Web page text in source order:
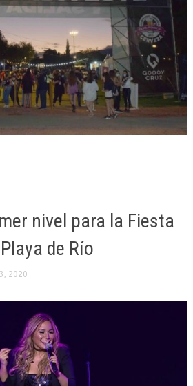
nivel para la Fiesta
de Río
2020